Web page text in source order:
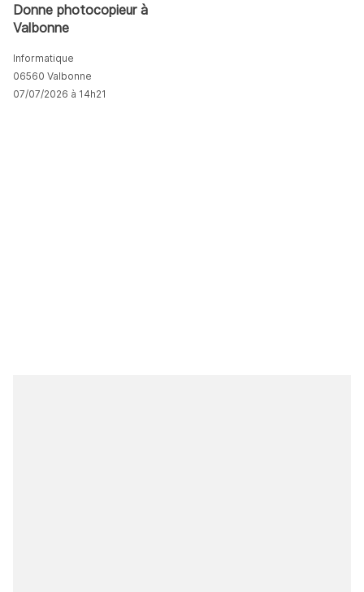
Donne photocopieur à
Valbonne
Informatique
06560 Valbonne
07/07/2026 à 14h21